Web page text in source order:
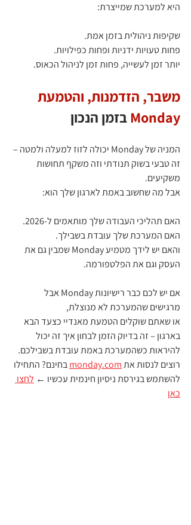
היא למערכת שמייצרת:
שקיפות ניהולית בזמן אמת.
פחות טעויות ידניות ופחות כפילויות.
יותר זמן לעשייה, פחות זמן לניהול הכאוס.
משבר, הזדמנות, והטמעת
Monday בזמן הנכון
המניה של Monday יכולה לזוז למעלה ולמטה –
זה טבעי בשוק תנודתי וזה משקף תחושות
משקיעים.
אבל מה שחשוב באמת לארגון שלך הוא:
האם תהליכי העבודה שלך מותאמים ל‑2026.
האם המערכת שלך עובדת בשבילך.
והאם יש לידך מטמיע Monday שמבין גם את
העסק וגם את הפלטפורמה.
אם יש לכם כבר רישיונות Monday אבל
מרגישים שהמערכת לא מנוצלת,
או שאתם שוקלים הטמעת מאנדיי כצעד הבא
בארגון – זה בדיוק הזמן לבחון איך זה יכול
להיראות כשהמערכת באמת עובדת בשבילכם.
רוצים לנסות את monday.com בחינם? התחילו
להשתמש בגירסת ניסיון חינמית עכשיו ← לחצו
כאן